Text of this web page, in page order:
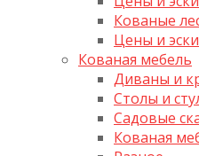
Кованые
Цены и
Кованая мебель
Диваны и
Столы и
Садовые
Кованая